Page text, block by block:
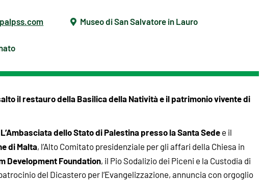
Museo di San Salvatore in Lauro
il restauro della Basilica della Natività e il patrimonio vivente di
L’Ambasciata dello Stato di Palestina presso la Santa Sedee il
di Malta, l’Alto Comitato presidenziale per gli affari della Chiesa in
Development Foundation, il Pio Sodalizio dei Piceni e la Custodia di
del Dicastero per l’Evangelizzazione, annuncia con orgoglio